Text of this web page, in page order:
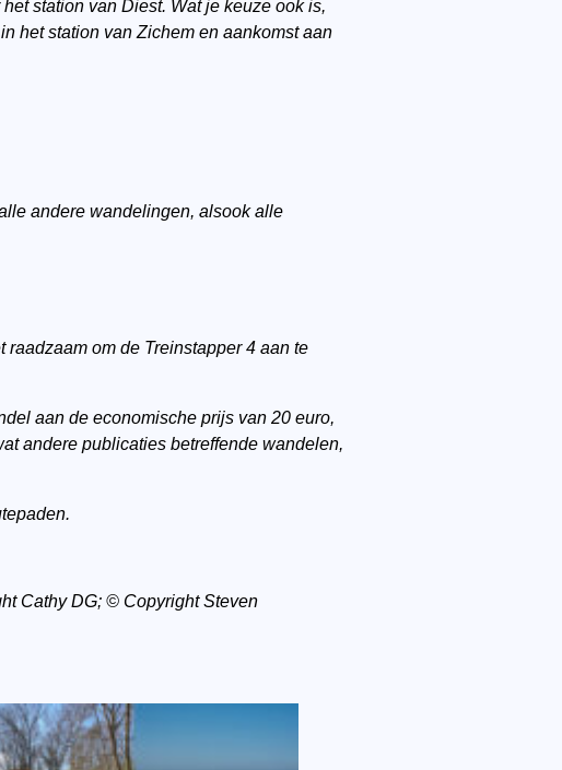
hetstation van Diest. Wat je keuze ook is,
het station van Zichem en aankomst aan
andere wandelingen, alsook alle
om de Treinstapper 4 aan te
aan de economische prijs van 20 euro,
andere publicaties betreffende wandelen,
Cathy DG; © Copyright Steven